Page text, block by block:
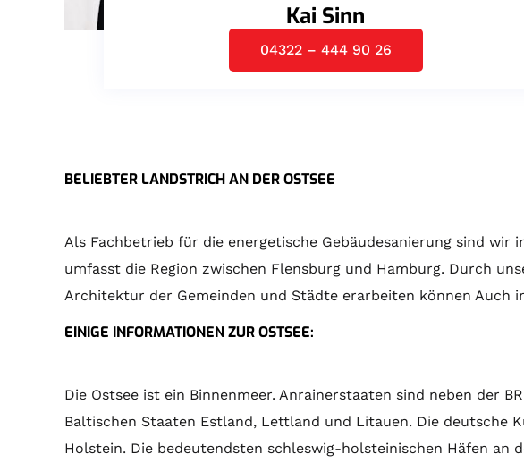
Kai Sinn
04322 – 444 90 26
BELIEBTER LANDSTRICH AN DER OSTSEE
Als Fachbetrieb für die energetische Gebäudesanierung sind wir
umfasst die Region zwischen Flensburg und Hamburg. Durch
Architektur der Gemeinden und Städte erarbeiten können Auch
EINIGE INFORMATIONEN ZUR OSTSEE:
Die Ostsee ist ein Binnenmeer. Anrainerstaaten sind neben der
Baltischen Staaten Estland, Lettland und Litauen. Die deutsche
Holstein. Die bedeutendsten schleswig-holsteinischen Häfen an